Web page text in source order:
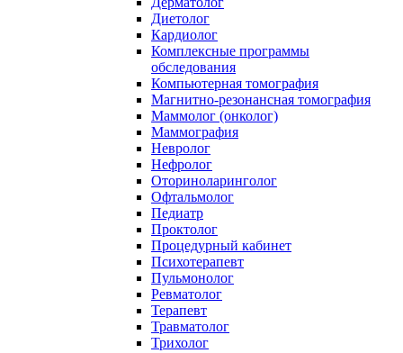
Диетолог
Кардиолог
Комплексные программы
обследования
Компьютерная томография
Магнитно-резонансная томография
Маммолог (онколог)
Маммография
Невролог
Нефролог
Оториноларинголог
Офтальмолог
Педиатр
Проктолог
Процедурный кабинет
Психотерапевт
Пульмонолог
Ревматолог
Терапевт
Травматолог
Трихолог